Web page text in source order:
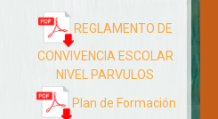
REGLAMENTO DE
CONVIVENCIA ESCOLAR
NIVEL PARVULOS
Plan de Formación